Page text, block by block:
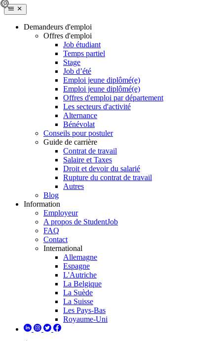
Demandeurs d'emploi
Offres d'emploi
Job étudiant
Temps partiel
Stage
Job d’été
Emploi jeune diplômé(e)
Emploi jeune diplômé(e)
Offres d'emploi par département
Les secteurs d'activité
Alternance
Bénévolat
Conseils pour postuler
Guide de carrière
Contrat de travail
Salaire et Taxes
Droit et devoir du salarié
Rupture du contrat de travail
Autres
Blog
Information
Employeur
A propos de StudentJob
FAQ
Contact
International
Allemagne
Espagne
L'Autriche
La Belgique
La Suède
La Suisse
Les Pays-Bas
Royaume-Uni